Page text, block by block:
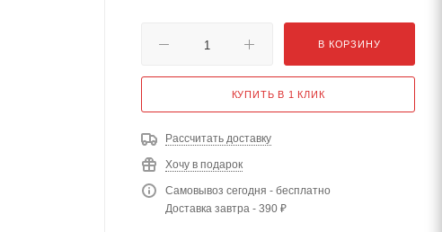
В КОРЗИНУ
КУПИТЬ В 1 КЛИК
Рассчитать доставку
Хочу в подарок
Самовывоз сегодня - бесплатно
Доставка завтра - 390 ₽